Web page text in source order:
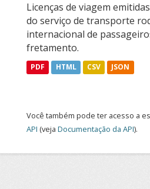
Licenças de viagem
do serviço de transporte
internacional de
fretamento.
PDF HTML CSV JSON
Você também pode ter acesso a
API (veja Documentação da API).